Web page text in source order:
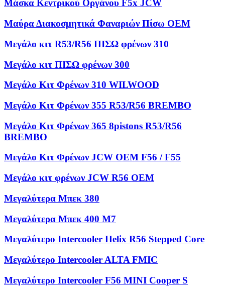
Μάσκα Κεντρικού Οργάνου F5x JCW
Μαύρα Διακοσμητικά Φαναριών Πίσω OEM
Μεγάλο κιτ R53/R56 ΠΙΣΩ φρένων 310
Μεγάλο κιτ ΠΙΣΩ φρένων 300
Μεγάλο Κιτ Φρένων 310 WILWOOD
Μεγάλο Κιτ Φρένων 355 R53/R56 BREMBO
Μεγάλο Κιτ Φρένων 365 8pistons R53/R56
BREMBO
Μεγάλο Κιτ Φρένων JCW OEM F56 / F55
Μεγάλο κιτ φρένων JCW R56 OEM
Μεγαλύτερα Μπεκ 380
Μεγαλύτερα Μπεκ 400 M7
Μεγαλύτερο Intercooler Helix R56 Stepped Core
Μεγαλύτερο Intercooler ALTA FMIC
Μεγαλύτερο Intercooler F56 MINI Cooper S